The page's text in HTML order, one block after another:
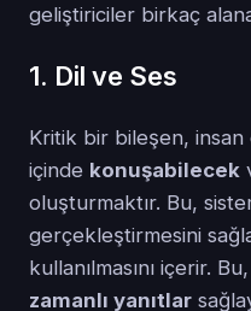
geliştiriciler birkaç
1. Dil ve Ses
Kritik bir bileşen,
içinde konuşabilecek
oluşturmaktır. Bu,
gerçekleştirmesini
kullanılmasını içerir.
zamanlı yanıtlar